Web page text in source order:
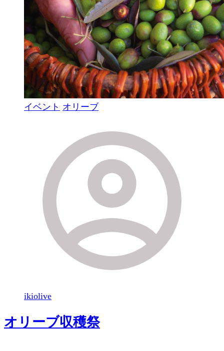
イベント オリーブ
ikiolive
オリーブ収穫祭